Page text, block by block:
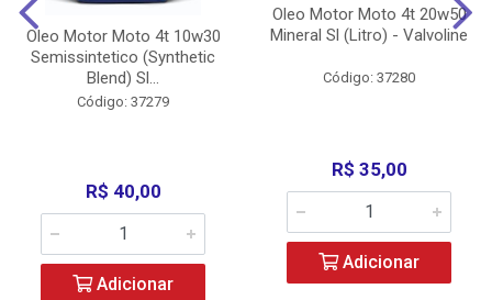
Oleo Motor Moto 4t 10w30
Semissintetico (Synthetic
Blend) Sl...
Código: 37279
R$ 40,00
Adicionar
Oleo Motor Moto 4t 20w50
Mineral Sl (Litro) - Valvoline
Código: 37280
R$ 35,00
Adicionar